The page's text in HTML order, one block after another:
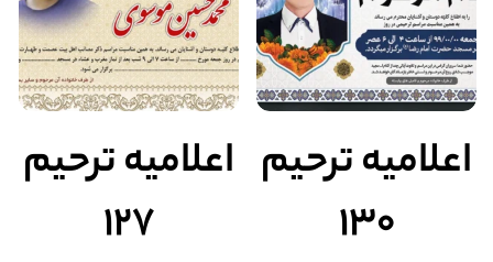
اعلامیه ترحیم
۱۳۰
اعلامیه ترحیم
۱۲۷